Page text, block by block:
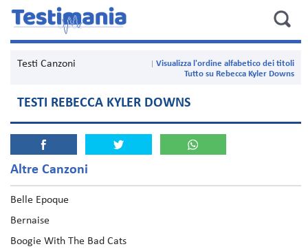
Testi Canzoni
Visualizza l'ordine alfabetico dei titoli
Tutto su Rebecca Kyler Downs
TESTI REBECCA KYLER DOWNS
Altre Canzoni
Belle Epoque
Bernaise
Boogie With The Bad Cats